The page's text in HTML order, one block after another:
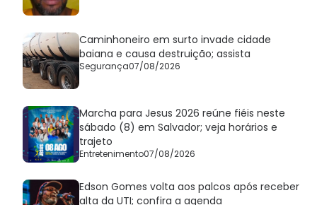
Caminhoneiro em surto invade cidade
baiana e causa destruição; assista
Segurança07/08/2026
Marcha para Jesus 2026 reúne fiéis neste
sábado (8) em Salvador; veja horários e
trajeto
Entretenimento07/08/2026
Edson Gomes volta aos palcos após receber
alta da UTI; confira a agenda